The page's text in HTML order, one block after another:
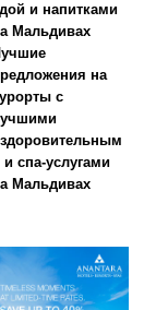
и напитками
Мальдивах
на
с
и спа-услугами
Мальдивах